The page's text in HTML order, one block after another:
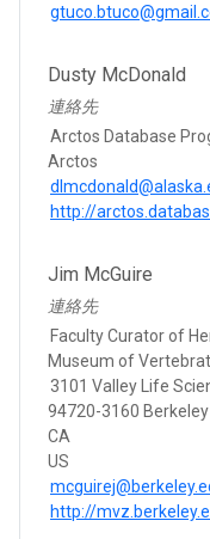
Dusty McDonald
連絡先
Arctos Database
Arctos
http://
Jim McGuire
連絡先
Faculty Curator of
Museum of
3101 Valley Life
94720-3160 Berkeley
CA
US
http://